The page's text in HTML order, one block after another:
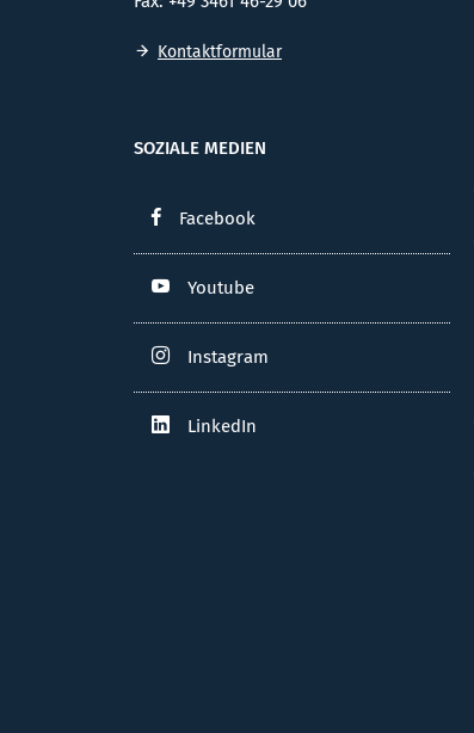
Kontaktformular
SOZIALE MEDIEN
Facebook
Youtube
Instagram
LinkedIn